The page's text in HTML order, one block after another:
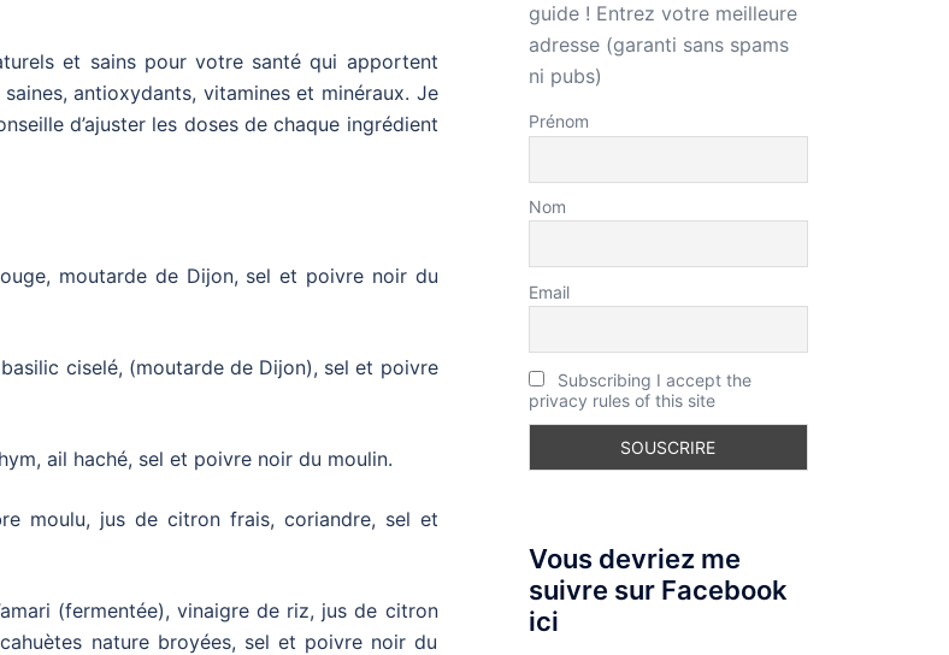
et sains pour votre santé qui apportent
antioxydants, vitamines et minéraux. Je
d’ajuster les doses de chaque ingrédient
moutarde de Dijon, sel et poivre noir du
ciselé, (moutarde de Dijon), sel et poivre
ail haché, sel et poivre noir du moulin.
moulu, jus de citron frais, coriandre, sel et
(fermentée), vinaigre de riz, jus de citron
nature broyées, sel et poivre noir du
guide ! Entrez votre meilleure
adresse (garanti sans spams
ni pubs)
Prénom
Nom
Email
Subscribing I accept the
privacy rules of this site
Vous devriez me
suivre sur Facebook
ici